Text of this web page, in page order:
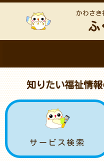
かわさき
ふ
知りたい福祉情
サービス検索